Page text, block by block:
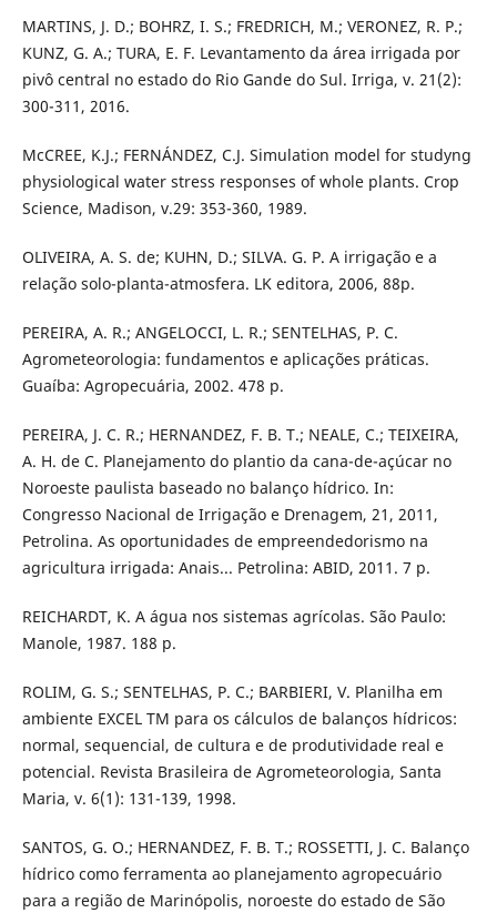
MARTINS, J. D.; BOHRZ, I. S.; FREDRICH, M.; VERONEZ, R. P.;
KUNZ, G. A.; TURA, E. F. Levantamento da área irrigada por
pivô central no estado do Rio Gande do Sul. Irriga, v. 21(2):
300-311, 2016.
McCREE, K.J.; FERNÁNDEZ, C.J. Simulation model for studyng
physiological water stress responses of whole plants. Crop
Science, Madison, v.29: 353-360, 1989.
OLIVEIRA, A. S. de; KUHN, D.; SILVA. G. P. A irrigação e a
relação solo-planta-atmosfera. LK editora, 2006, 88p.
PEREIRA, A. R.; ANGELOCCI, L. R.; SENTELHAS, P. C.
Agrometeorologia: fundamentos e aplicações práticas.
Guaíba: Agropecuária, 2002. 478 p.
PEREIRA, J. C. R.; HERNANDEZ, F. B. T.; NEALE, C.; TEIXEIRA,
A. H. de C. Planejamento do plantio da cana-de-açúcar no
Noroeste paulista baseado no balanço hídrico. In:
Congresso Nacional de Irrigação e Drenagem, 21, 2011,
Petrolina. As oportunidades de empreendedorismo na
agricultura irrigada: Anais... Petrolina: ABID, 2011. 7 p.
REICHARDT, K. A água nos sistemas agrícolas. São Paulo:
Manole, 1987. 188 p.
ROLIM, G. S.; SENTELHAS, P. C.; BARBIERI, V. Planilha em
ambiente EXCEL TM para os cálculos de balanços hídricos:
normal, sequencial, de cultura e de produtividade real e
potencial. Revista Brasileira de Agrometeorologia, Santa
Maria, v. 6(1): 131-139, 1998.
SANTOS, G. O.; HERNANDEZ, F. B. T.; ROSSETTI, J. C. Balanço
hídrico como ferramenta ao planejamento agropecuário
para a região de Marinópolis, noroeste do estado de São